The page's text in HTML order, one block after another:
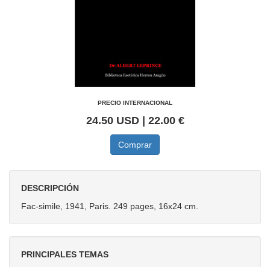
PRECIO INTERNACIONAL
24.50 USD | 22.00 €
Comprar
DESCRIPCIÓN
Fac-simile, 1941, Paris. 249 pages, 16x24 cm.
PRINCIPALES TEMAS